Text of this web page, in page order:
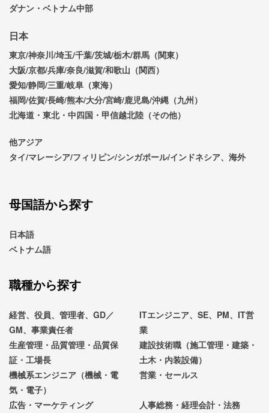
ダナン・ベトナム中部
日本
東京/神奈川/埼玉/千葉/茨城/栃木/群馬（関東）
大阪/京都/兵庫/奈良/滋賀/和歌山（関西）
愛知/静岡/三重/岐阜（東海）
福岡/佐賀/長崎/熊本/大分/宮崎/鹿児島/沖縄（九州）
北海道・東北・中四国・甲信越北陸（その他）
他アジア
タイ/マレーシア/フィリピン/シンガポール/インドネシア、海外
母国語から探す
日本語
ベトナム語
職種から探す
経営、役員、管理者、GD／
GM、事業責任者
ITエンジニア、SE、PM、IT営
業
生産管理・品質管理・品質保
証・工場長
建設技術職（施工管理・建築・
土木・内装設備）
機械系エンジニア（機械・電
気・電子）
営業・セールス
広告・マーケティング
人事総務・経理会計・法務